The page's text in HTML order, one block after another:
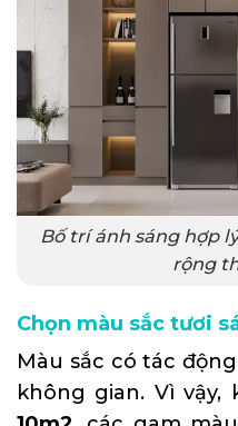
Bố trí ánh sáng hợp
rộng
Chọn màu sắc tươi
Màu sắc có tác
không gian. Vì vậy,